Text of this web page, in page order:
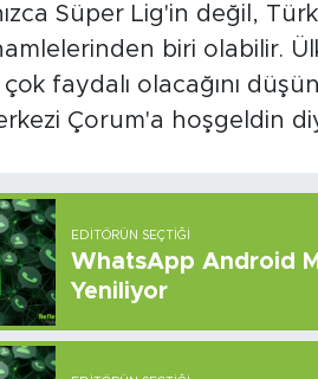
Süper Lig'in değil,
biri olabilir.
faydalı olacağını
Çorum'a hoşgeldin
EDITÖRÜN SEÇTIĞI
WhatsApp Android
Yeniliyor